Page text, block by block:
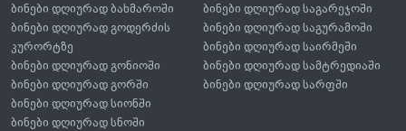
ბინები დღიურად ბახმაროში
ბინები დღიურად გოდერძის
კურორტზე
ბინები დღიურად გონიოში
ბინები დღიურად გორში
ბინები დღიურად საგარეჯოში
ბინები დღიურად საგურამოში
ბინები დღიურად საირმეში
ბინები დღიურად სამტრედიაში
ბინები დღიურად სარფში
ბინები დღიურად სიონში
ბინები დღიურად სნოში